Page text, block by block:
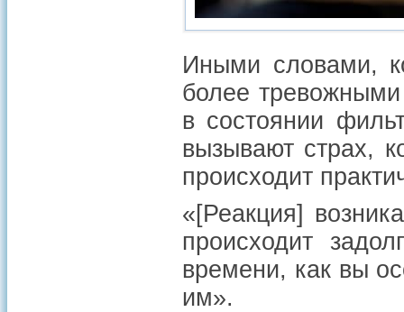
Иными словами,
более
в состоянии
вызывают страх,
происходит
«[Реакция]
происходит
времени, как вы
им».